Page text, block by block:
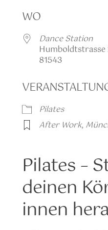
WO
Dance Station
Humboldtstrasse
81543
Pilates
After Work,
Pilates –
deinen
innen